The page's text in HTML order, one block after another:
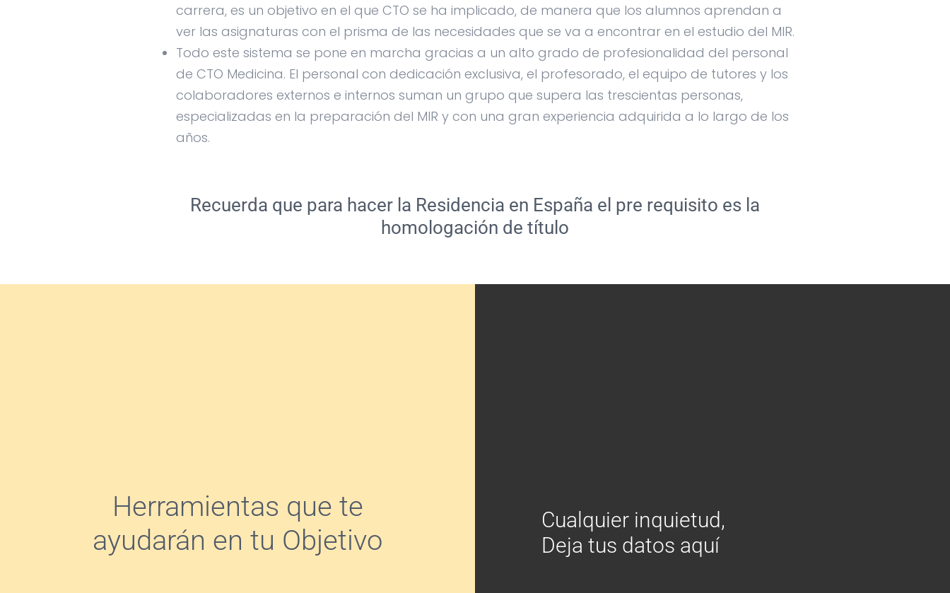
carrera, es un objetivo en el que CTO se ha implicado, de manera que los alumnos aprendan a
ver las asignaturas con el prisma de las necesidades que se va a encontrar en el estudio del MIR.
Todo este sistema se pone en marcha gracias a un alto grado de profesionalidad del personal
de CTO Medicina. El personal con dedicación exclusiva, el profesorado, el equipo de tutores y los
colaboradores externos e internos suman un grupo que supera las trescientas personas,
especializadas en la preparación del MIR y con una gran experiencia adquirida a lo largo de los
años.
Recuerda que para hacer la Residencia en España el pre requisito es la
homologación de título
Herramientas que te
ayudarán en tu Objetivo
Cualquier inquietud,
Deja tus datos aquí